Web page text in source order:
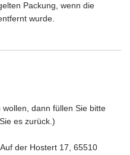
Packung, wenn die
wurde.
dann füllen Sie bitte
es zurück.)
der Hostert 17, 65510